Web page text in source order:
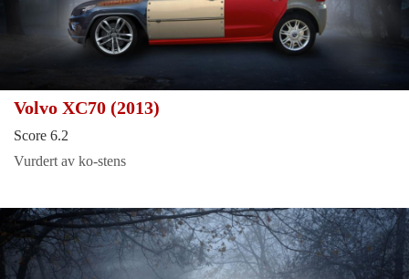
Volvo XC70 (2013)
Score 6.2
Vurdert av ko-stens